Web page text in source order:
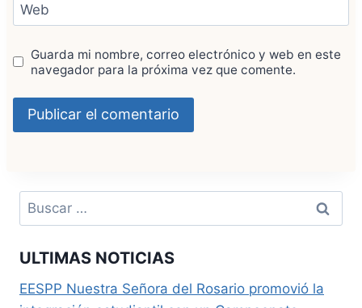
Web
Guarda mi nombre, correo electrónico y web en este
navegador para la próxima vez que comente.
Buscar:
ULTIMAS NOTICIAS
EESPP Nuestra Señora del Rosario promovió la